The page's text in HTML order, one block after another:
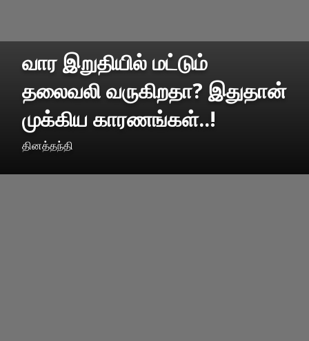
வார இறுதியில் மட்டும்
தலைவலி வருகிறதா? இதுதான்
முக்கிய காரணங்கள்..!
தினத்தந்தி